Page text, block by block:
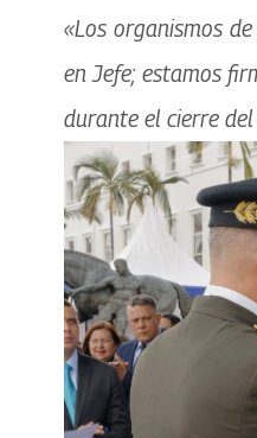
«Los organismos
en Jefe; estamos
durante el cierre